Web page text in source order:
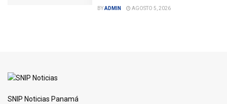
BYADMIN AGOSTO 5, 2026
SNIP Noticias Panamá